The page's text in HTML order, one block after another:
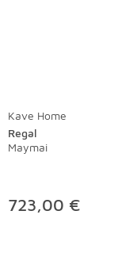
Kave Home
Regal
Maymai
723,00 €